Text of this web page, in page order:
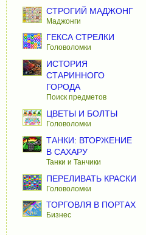
СТРОГИЙ МАДЖОНГ
Маджонги
ГЕКСА СТРЕЛКИ
Головоломки
ИСТОРИЯ
СТАРИННОГО
ГОРОДА
Поиск предметов
ЦВЕТЫ И БОЛТЫ
Головоломки
ТАНКИ: ВТОРЖЕНИЕ
В САХАРУ
Танки и Танчики
ПЕРЕЛИВАТЬ КРАСКИ
Головоломки
ТОРГОВЛЯ В ПОРТАХ
Бизнес